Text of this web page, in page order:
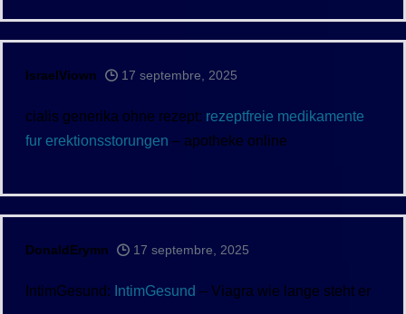
IsraelViown 17 septembre, 2025
cialis generika ohne rezept: rezeptfreie medikamente
fur erektionsstorungen – apotheke online
DonaldErymn 17 septembre, 2025
IntimGesund: IntimGesund – Viagra wie lange steht er